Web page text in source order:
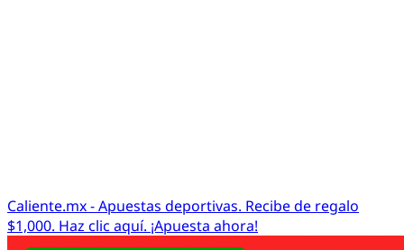
Caliente.mx - Apuestas deportivas. Recibe de regalo
$1,000. Haz clic aquí. ¡Apuesta ahora!